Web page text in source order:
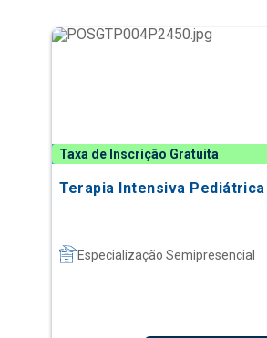
Taxa de Inscrição Gratuita
Terapia Intensiva Pediátrica
Especialização Semipresencial